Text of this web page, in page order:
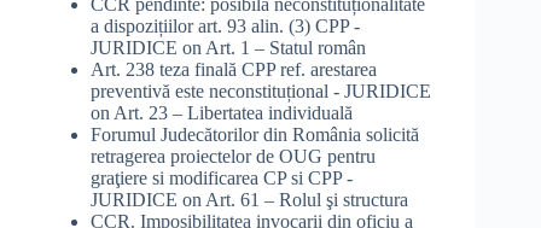
a dispozițiilor art. 93 alin. (3) CPP -
JURIDICE on Art. 1 – Statul român
Art. 238 teza finală CPP ref. arestarea
preventivă este neconstituțional - JURIDICE
on Art. 23 – Libertatea individuală
Forumul Judecătorilor din România solicită
retragerea proiectelor de OUG pentru
graţiere si modificarea CP si CPP -
JURIDICE on Art. 61 – Rolul şi structura
CCR. Imposibilitatea invocarii din oficiu a